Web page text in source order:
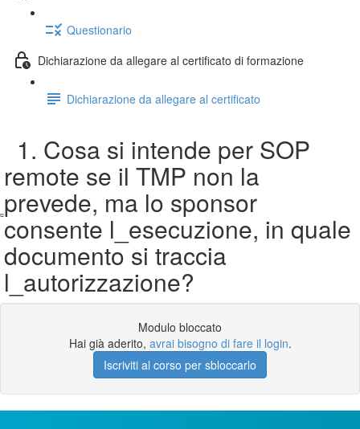
Questionario
Dichiarazione da allegare al certificato di formazione
Dichiarazione da allegare al certificato
1. Cosa si intende per SOP
remote se il TMP non la
prevede, ma lo sponsor
consente l_esecuzione, in quale
documento si traccia
l_autorizzazione?
Modulo bloccato
Hai già aderito, avrai bisogno di fare il login.
Iscriviti al corso per sbloccarlo